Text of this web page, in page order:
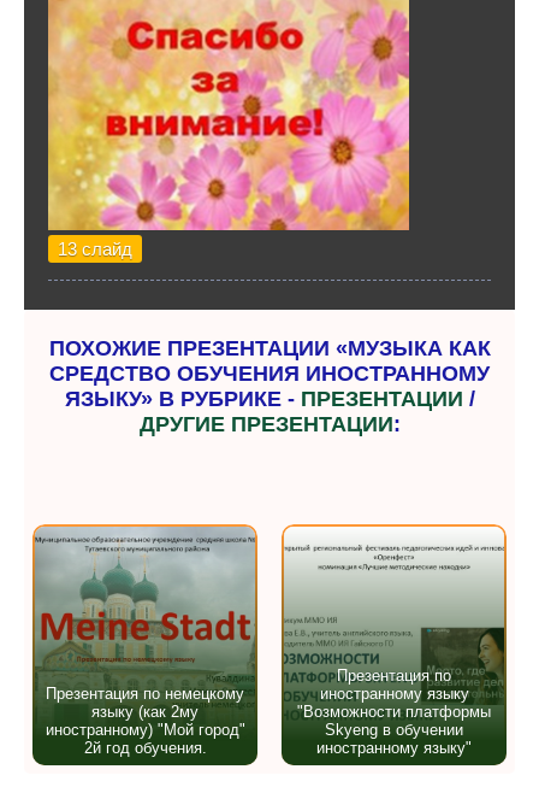
13 слайд
ПОХОЖИЕ ПРЕЗЕНТАЦИИ «МУЗЫКА КАК
СРЕДСТВО ОБУЧЕНИЯ ИНОСТРАННОМУ
ЯЗЫКУ» В РУБРИКЕ - ПРЕЗЕНТАЦИИ /
ДРУГИЕ ПРЕЗЕНТАЦИИ:
Презентация по немецкому
языку (как 2му
иностранному) "Мой город"
2й год обучения.
Презентация по
иностранному языку
"Возможности платформы
Skyeng в обучении
иностранному языку"